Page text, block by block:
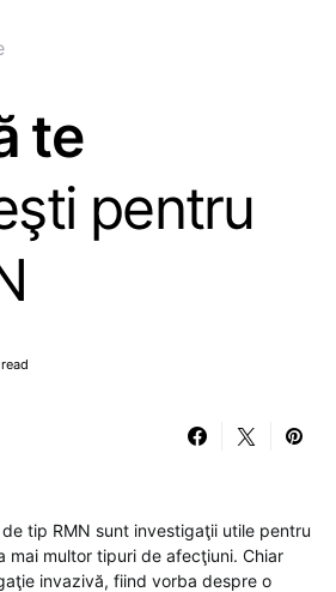
te
pentru
tip RMN sunt investigaţii utile pentru
mai multor tipuri de afecţiuni. Chiar
invazivă, fiind vorba despre o